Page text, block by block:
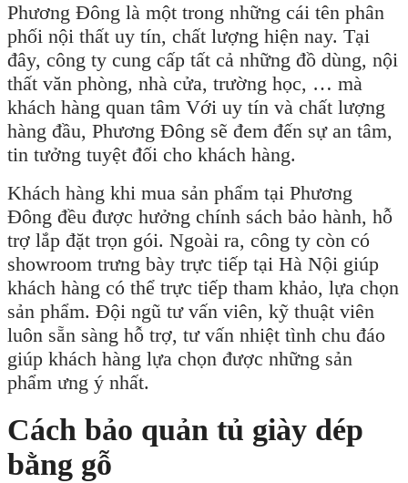
Phương Đông là một trong những cái tên phân
phối nội thất uy tín, chất lượng hiện nay. Tại
đây, công ty cung cấp tất cả những đồ dùng, nội
thất văn phòng, nhà cửa, trường học, … mà
khách hàng quan tâm Với uy tín và chất lượng
hàng đầu, Phương Đông sẽ đem đến sự an tâm,
tin tưởng tuyệt đối cho khách hàng.
Khách hàng khi mua sản phẩm tại Phương
Đông đều được hưởng chính sách bảo hành, hỗ
trợ lắp đặt trọn gói. Ngoài ra, công ty còn có
showroom trưng bày trực tiếp tại Hà Nội giúp
khách hàng có thể trực tiếp tham khảo, lựa chọn
sản phẩm. Đội ngũ tư vấn viên, kỹ thuật viên
luôn sẵn sàng hỗ trợ, tư vấn nhiệt tình chu đáo
giúp khách hàng lựa chọn được những sản
phẩm ưng ý nhất.
Cách bảo quản tủ giày dép
bằng gỗ